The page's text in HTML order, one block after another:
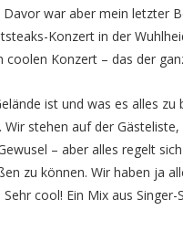
war aber mein letzter
Konzert in der
Konzert – das der
ist und was es alles
stehen auf der
– aber alles regelt
zu können. Wir haben ja
cool! Ein Mix aus